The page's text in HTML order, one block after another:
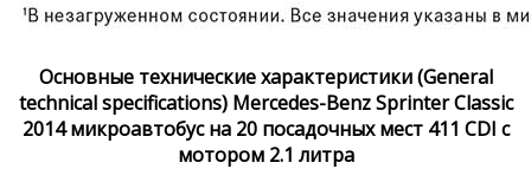
Основные технические характеристики (General
technical specifications) Mercedes-Benz Sprinter Classic
2014 микроавтобус на 20 посадочных мест 411 CDI с
мотором 2.1 литра